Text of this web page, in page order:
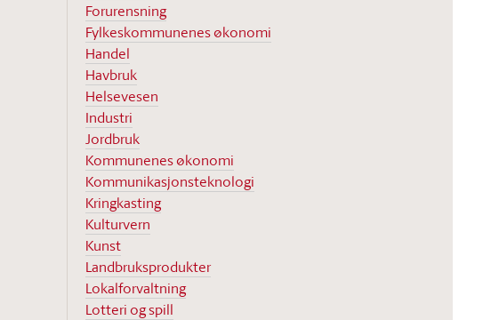
Forurensning
Fylkeskommunenes økonomi
Handel
Havbruk
Helsevesen
Industri
Jordbruk
Kommunenes økonomi
Kommunikasjonsteknologi
Kringkasting
Kulturvern
Kunst
Landbruksprodukter
Lokalforvaltning
Lotteri og spill